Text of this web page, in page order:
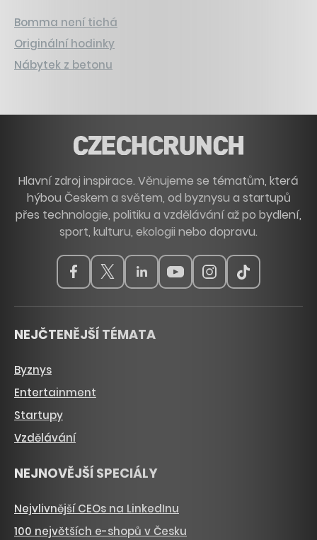
Bomma není tichá
Originální hodinky
Nábytek z betonu
Hlavní zdroj inspirace. Věnujeme se tématům, která
hýbou Českem a světem, od byznysu a startupů
přes technologie, politiku a vzdělávání až po bydlení,
sport, kulturu, ekologii nebo dopravu.
NEJČTENĚJŠÍ TÉMATA
Byznys
Entertainment
Startupy
Vzdělávání
NEJNOVĚJŠÍ SPECIÁLY
Nejvlivnější CEOs na LinkedInu
100 největších e-shopů v Česku